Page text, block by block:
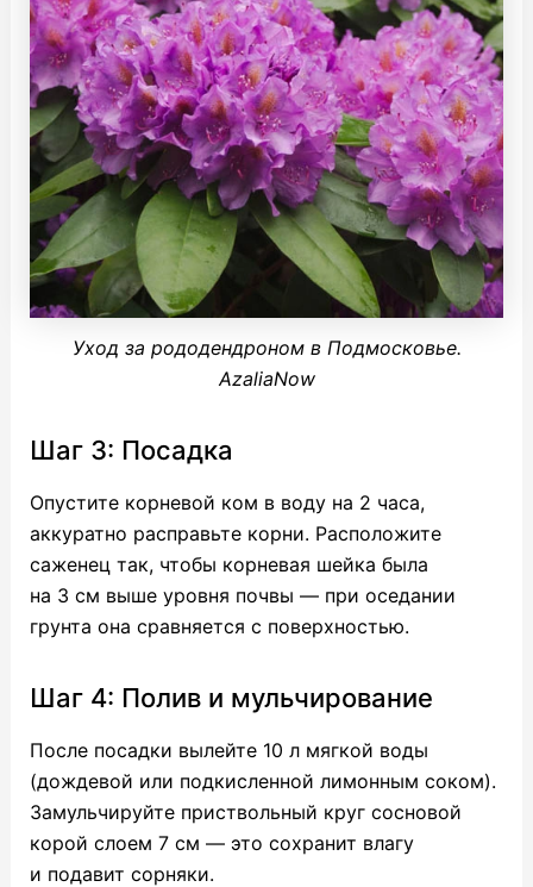
Уход за рододендроном в Подмосковье.
AzaliaNow
Шаг 3: Посадка
Опустите корневой ком в воду на 2 часа,
аккуратно расправьте корни. Расположите
саженец так, чтобы корневая шейка была
на 3 см выше уровня почвы — при оседании
грунта она сравняется с поверхностью.
Шаг 4: Полив и мульчирование
После посадки вылейте 10 л мягкой воды
(дождевой или подкисленной лимонным соком).
Замульчируйте приствольный круг сосновой
корой слоем 7 см — это сохранит влагу
и подавит сорняки.